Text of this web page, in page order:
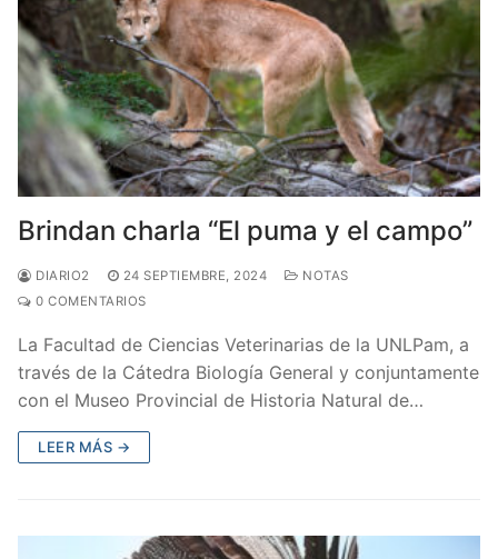
Brindan charla “El puma y el campo”
DIARIO2 24 SEPTIEMBRE, 2024
NOTAS
0 COMENTARIOS
La Facultad de Ciencias Veterinarias de la UNLPam, a
través de la Cátedra Biología General y conjuntamente
con el Museo Provincial de Historia Natural de…
LEER MÁS →